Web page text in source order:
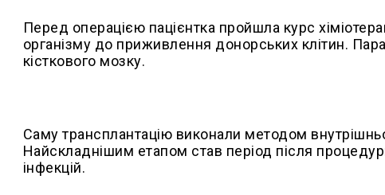
Перед операцією пацієнтка пройшла курс
організму до приживлення донорських клітин.
кісткового мозку.
Саму трансплантацію виконали методом
Найскладнішим етапом став період після
інфекцій.